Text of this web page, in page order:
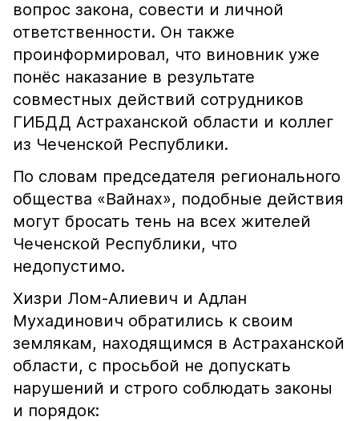
вопрос закона, совести и личной
ответственности. Он также
проинформировал, что виновник уже
понёс наказание в результате
совместных действий сотрудников
ГИБДД Астраханской области и коллег
из Чеченской Республики.
По словам председателя регионального
общества «Вайнах», подобные действия
могут бросать тень на всех жителей
Чеченской Республики, что
недопустимо.
Хизри Лом-Алиевич и Адлан
Мухадинович обратились к своим
землякам, находящимся в Астраханской
области, с просьбой не допускать
нарушений и строго соблюдать законы
и порядок: